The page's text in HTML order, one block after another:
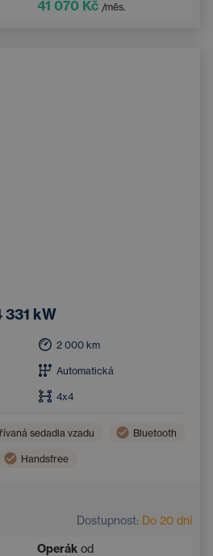
41 070 Kč /měs.
331 kW
2 000 km
Automatická
4x4
sedadla vzadu Bluetooth
Handsfree
opěrka
Dostupnost: Do 20 dní
Operák od